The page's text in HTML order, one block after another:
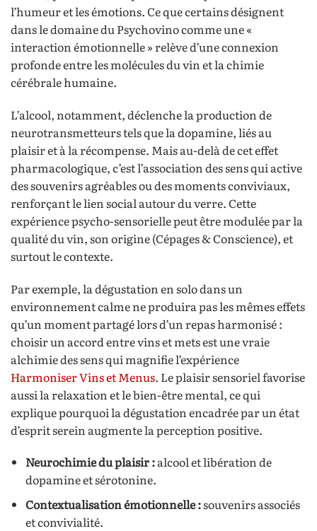
l’humeur et les émotions. Ce que certains désignent
dans le domaine du Psychovino comme une «
interaction émotionnelle » relève d’une connexion
profonde entre les molécules du vin et la chimie
cérébrale humaine.
L’alcool, notamment, déclenche la production de
neurotransmetteurs tels que la dopamine, liés au
plaisir et à la récompense. Mais au-delà de cet effet
pharmacologique, c’est l’association des sens qui active
des souvenirs agréables ou des moments conviviaux,
renforçant le lien social autour du verre. Cette
expérience psycho-sensorielle peut être modulée par la
qualité du vin, son origine (Cépages & Conscience), et
surtout le contexte.
Par exemple, la dégustation en solo dans un
environnement calme ne produira pas les mêmes effets
qu’un moment partagé lors d’un repas harmonisé :
choisir un accord entre vins et mets est une vraie
alchimie des sens qui magnifie l’expérience
Harmoniser Vins et Menus. Le plaisir sensoriel favorise
aussi la relaxation et le bien-être mental, ce qui
explique pourquoi la dégustation encadrée par un état
d’esprit serein augmente la perception positive.
Neurochimie du plaisir :alcool et libération de
dopamine et sérotonine.
Contextualisation émotionnelle :souvenirs associés
et convivialité.